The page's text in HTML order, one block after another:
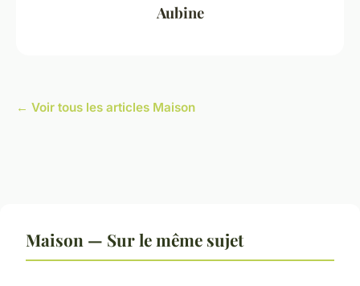
Aubine
← Voir tous les articles Maison
Maison — Sur le même sujet